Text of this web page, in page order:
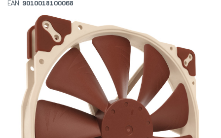
EAN: 9010018100068